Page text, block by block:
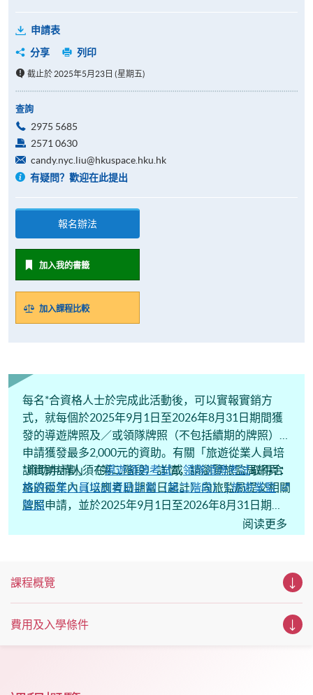
申請表
分享
列印
截止於 2025年5月23日 (星期五)
查詢
2975 5685
2571 0630
candy.nyc.liu@hkuspace.hku.hk
有疑問？歡迎在此提出
報名辦法
加入我的書籤
加入課程比較
每名*合資格人士於完成此活動後，可以實報實銷方
式，就每個於2025年9月1日至2026年8月31日期間獲
發的導遊牌照及／或領隊牌照（不包括續期的牌照），
申請獲發最多2,000元的資助。有關「旅遊從業人員培
訓資助計劃」（第二階段）詳情，請瀏覽旅監局網頁：
旅遊從業人員培訓資助計劃（第二階段） | 旅遊業監
管局
*資助申請人須在導遊領牌考試或領隊領牌考試取得合
格的兩年內（以應考日期當日起計）向旅監局提交相關
牌照申請，並於2025年9月1日至2026年8月31日期間
阅读更多
課程概覽
費用及入學條件